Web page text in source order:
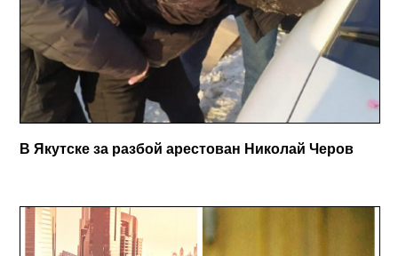
В Якутске за разбой арестован Николай Черов